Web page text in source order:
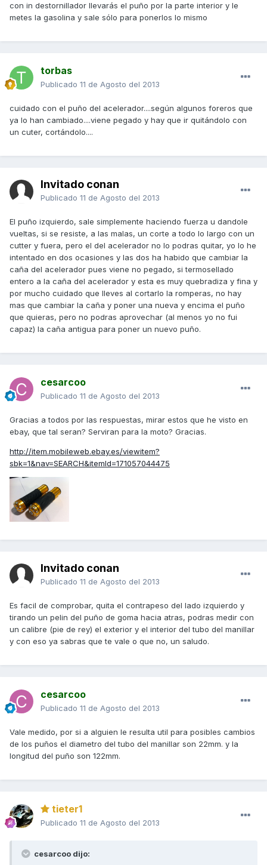
con in destornillador llevarás el puño por la parte interior y le
metes la gasolina y sale sólo para ponerlos lo mismo
torbas
Publicado 11 de Agosto del 2013
cuidado con el puño del acelerador....según algunos foreros que
ya lo han cambiado....viene pegado y hay que ir quitándolo con
un cuter, cortándolo....
Invitado conan
Publicado 11 de Agosto del 2013
El puño izquierdo, sale simplemente haciendo fuerza u dandole
vueltas, si se resiste, a las malas, un corte a todo lo largo con un
cutter y fuera, pero el del acelerador no lo podras quitar, yo lo he
intentado en dos ocasiones y las dos ha habido que cambiar la
caña del acelerador pues viene no pegado, si termosellado
entero a la caña del acelerador y esta es muy quebradiza y fina y
por mucho cuidado que lleves al cortarlo la romperas, no hay
mas que cambiar la caña y poner una nueva y encima el puño
que quieras, pero no podras aprovechar (al menos yo no fui
capaz) la caña antigua para poner un nuevo puño.
cesarcoo
Publicado 11 de Agosto del 2013
Gracias a todos por las respuestas, mirar estos que he visto en
ebay, que tal seran? Serviran para la moto? Gracias.
http://item.mobileweb.ebay.es/viewitem?
sbk=1&nav=SEARCH&itemId=171057044475
Invitado conan
Publicado 11 de Agosto del 2013
Es facil de comprobar, quita el contrapeso del lado izquierdo y
tirando un pelin del puño de goma hacia atras, podras medir con
un calibre (pie de rey) el exterior y el interior del tubo del manillar
y con eso ya sabras que te vale o que no, un saludo.
cesarcoo
Publicado 11 de Agosto del 2013
Vale medido, por si a alguien le resulta util para posibles cambios
de los puños el diametro del tubo del manillar son 22mm. y la
longitud del puño son 122mm.
tieter1
Publicado 11 de Agosto del 2013
cesarcoo dijo: